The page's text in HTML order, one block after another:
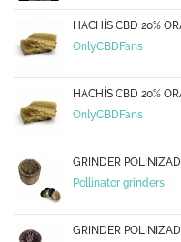
HACHÍS CBD 20%
OnlyCBDFans
HACHÍS CBD 20%
OnlyCBDFans
GRINDER
Pollinator grinders
GRINDER